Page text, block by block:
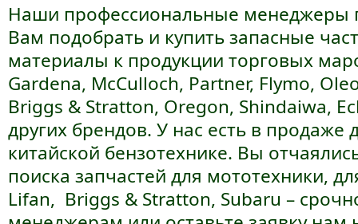
Наши профессиональные менеджеры
Вам подобрать и купить запасные
материалы к продукции торговых
Gardena, McCulloch, Partner, Flymo,
Briggs & Stratton, Oregon, Shindaiwa,
других брендов. У нас есть в продаже
китайской бензотехнике. Вы
поиска запчастей для мототехники,
Lifan, Briggs & Stratton, Subaru –